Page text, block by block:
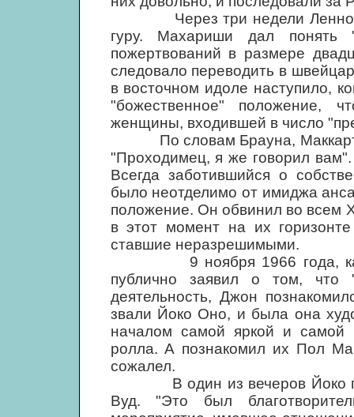
Через три недели Леннон,
гуру. Махариши дал понять
пожертвований в размере
следовало переводить в
в восточном идоле наступило,
"божественное" положение,
женщины, входившей в число
По словам Брауна,
"Проходимец, я же говорил
Всегда заботившийся о
было неотделимо от имиджа
положение. Он обвинил во всем
в этот момент на их
ставшие неразрешимыми.
9 ноября 1966 года, как
публично заявил о том, что
деятельность, Джон
звали Йоко Оно, и была она
началом самой яркой и самой
ролла. А познакомил их Пол
сожалел.
В один из вечеров Йоко
Вуд. "Это был